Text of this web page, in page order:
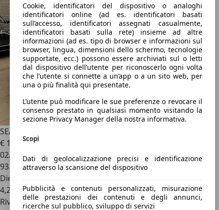
Cookie, identificatori del dispositivo o analoghi
identificatori online (ad es. identificatori basati
sull’accesso, identificatori assegnati casualmente,
identificatori basati sulla rete) insieme ad altre
informazioni (ad es. tipo di browser e informazioni sul
browser, lingua, dimensioni dello schermo, tecnologie
supportate, ecc.) possono essere archiviati sul o letti
dal dispositivo dell’utente per riconoscerlo ogni volta
che l’utente si connette a un’app o a un sito web, per
una o più finalità qui presentate.
L’utente può modificare le sue preferenze o revocare il
consenso prestato in qualsiasi momento visitando la
sezione Privacy Manager della nostra informativa.
Scopi
Dati di geolocalizzazione precisi e identificazione
attraverso la scansione del dispositivo
Pubblicità e contenuti personalizzati, misurazione
delle prestazioni dei contenuti e degli annunci,
ricerche sul pubblico, sviluppo di servizi
SEAT Leon
€ 12.900
02/2020
93.646 km
Diesel
4,2 l/100 km (comb.)
Rivenditore